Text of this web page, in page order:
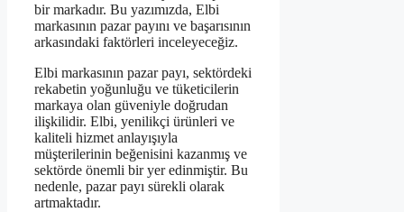
bir markadır. Bu yazımızda, Elbi
markasının pazar payını ve başarısının
arkasındaki faktörleri inceleyeceğiz.
Elbi markasının pazar payı, sektördeki
rekabetin yoğunluğu ve tüketicilerin
markaya olan güveniyle doğrudan
ilişkilidir. Elbi, yenilikçi ürünleri ve
kaliteli hizmet anlayışıyla
müşterilerinin beğenisini kazanmış ve
sektörde önemli bir yer edinmiştir. Bu
nedenle, pazar payı sürekli olarak
artmaktadır.